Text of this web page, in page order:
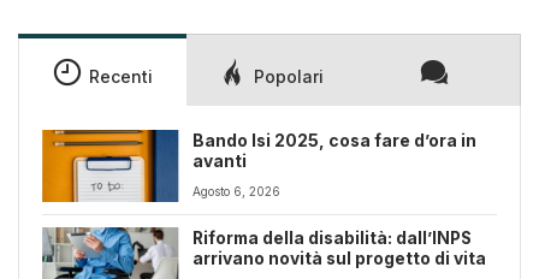
Recenti Popolari
Bando Isi 2025, cosa fare d’ora in
avanti
Agosto 6, 2026
Riforma della disabilità: dall’INPS
arrivano novità sul progetto di vita